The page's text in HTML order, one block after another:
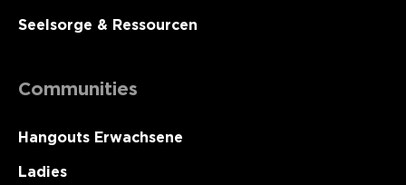
Seelsorge & Ressourcen
Communities
Hangouts Erwachsene
Ladies